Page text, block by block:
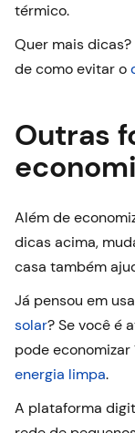
térmico.
Quer mais
de como evitar o
Outras
Além de
dicas acima,
casa também
Já pensou em
solar? Se você é
pode economizar
energia limpa.
A plataforma